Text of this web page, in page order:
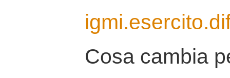
Cosa cambia